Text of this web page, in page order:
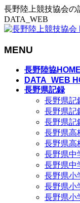
長野陸上競技協会の
DATA_WEB
MENU
長野陸協HOME
DATA_WEB
長野県記録
長野県記
長野県記
長野県記
長野県高
長野県高
長野県中
長野県中
長野県小
長野県小
長野県小